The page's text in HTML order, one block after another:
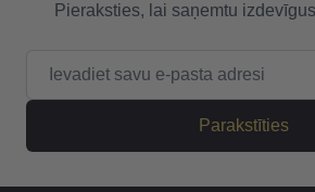
Pieraksties, lai saņemtu
Parakstīties